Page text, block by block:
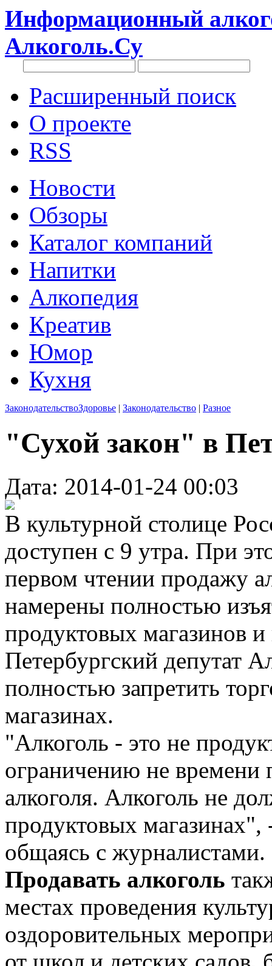
Информационный
Алкоголь.Су
Расширенный поиск
О проекте
RSS
Новости
Обзоры
Каталог компаний
Напитки
Алкопедия
Креатив
Юмор
Кухня
ЗаконодательствоЗдоровье | Законодательство | Разное
"Сухой закон" в
Дата: 2014-01-24 00:03
В культурной столице
доступен с 9 утра. При
первом чтении продажу
намерены полностью
продуктовых магазинов и
Петербургский депутат
полностью запретить
магазинах.
"Алкоголь - это не
ограничению не
алкоголя. Алкоголь не
продуктовых
общаясь с журналистами.
Продавать алкоголь
местах проведения
оздоровительных